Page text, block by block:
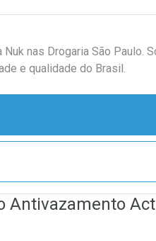
Nuk nas Drogaria São Paulo.
e qualidade do Brasil.
Antivazamento